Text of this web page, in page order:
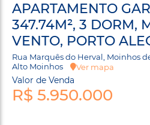
APARTAMENTO
347.74M², 3 DORM,
VENTO, PORTO
Rua Marquês do Herval, Moinhos
Alto Moinhos
Ver mapa
Valor de Venda
R$ 5.950.000